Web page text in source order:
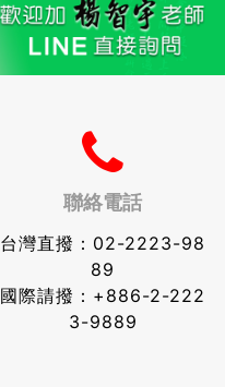
聯絡電話
台灣直撥： 02-2223-98
89
國際請撥： +886-2-222
3-9889